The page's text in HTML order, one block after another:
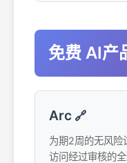
免费 AI产
Arc 🔗
为期2周的无风险
访问经过审核的